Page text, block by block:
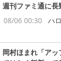
週刊ファミ通に長
08/06 00:30
ハ
岡村ほまれ「ア